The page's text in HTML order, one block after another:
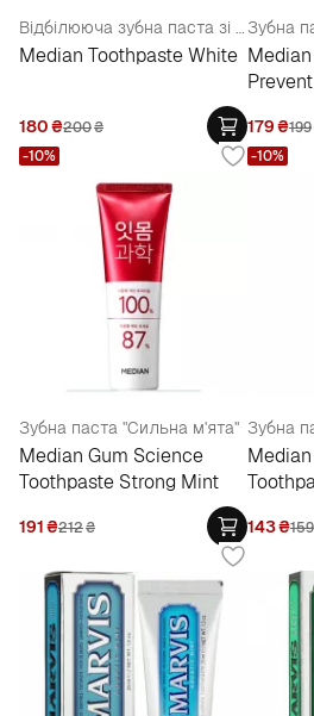
Відбілююча зубна паста зі смаком м'яти
Median Toothpaste White
180₴200₴ 179₴199
Зубна паста "Сильна м'ята"
Median Gum Science
Toothpaste Strong Mint
191₴212₴
-10%
Зубна
143₴159
-10%